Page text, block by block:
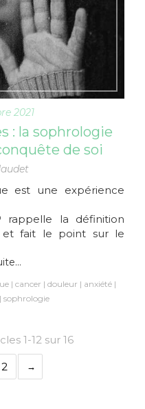
2021
: la sophrologie
de soi
est une expérience
rappelle la définition
et fait le point sur le
cancer douleur
anxiété
sophrologie
1-12 sur 16
2